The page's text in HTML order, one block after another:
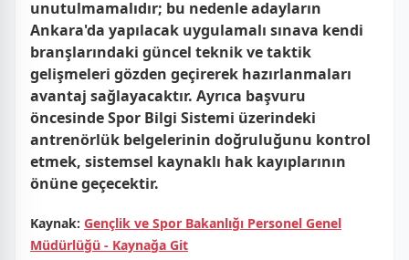
unutulmamalıdır; bu nedenle adayların
Ankara'da yapılacak uygulamalı sınava kendi
branşlarındaki güncel teknik ve taktik
gelişmeleri gözden geçirerek hazırlanmaları
avantaj sağlayacaktır. Ayrıca başvuru
öncesinde Spor Bilgi Sistemi üzerindeki
antrenörlük belgelerinin doğruluğunu kontrol
etmek, sistemsel kaynaklı hak kayıplarının
önüne geçecektir.
Kaynak: Gençlik ve Spor Bakanlığı Personel Genel
Müdürlüğü - Kaynağa Git